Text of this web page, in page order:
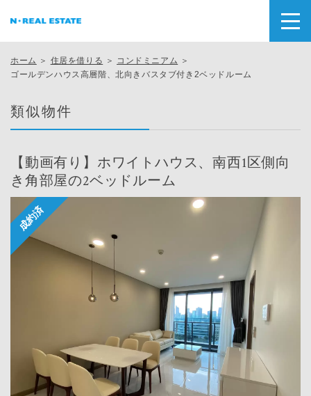
ホーム ＞ 住居を借りる ＞ コンドミニアム ＞
ゴールデンハウス高層階、北向きバスタブ付き2ベッドルーム
類似物件
【動画有り】ホワイトハウス、南西1区側向
き角部屋の2ベッドルーム